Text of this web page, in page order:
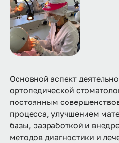
Основной аспект
ортопедической
постоянным
процесса, улучшением
базы, разработкой и
методов диагностики и